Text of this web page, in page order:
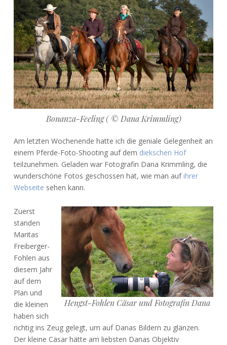
zu
Ross
Bonanza-Feeling ( © Dana Krimmling)
Am letzten Wochenende hatte ich die geniale Gelegenheit an
einem Pferde-Foto-Shooting auf dem diekschen Hof
teilzunehmen. Geladen war Fotografin Dana Krimmling, die
wunderschöne Fotos geschossen hat, wie man aufihrer
Webseite sehen kann.
Hengst-Fohlen Cäsar und Fotografin Dana
Zuerst
standen
Maritas
Freiberger-
Fohlen aus
diesem Jahr
auf dem
Plan und
die kleinen
haben sich
richtig ins Zeug gelegt, um auf Danas Bildern zu glänzen.
Der kleine Cäsar hätte am liebsten Danas Objektiv